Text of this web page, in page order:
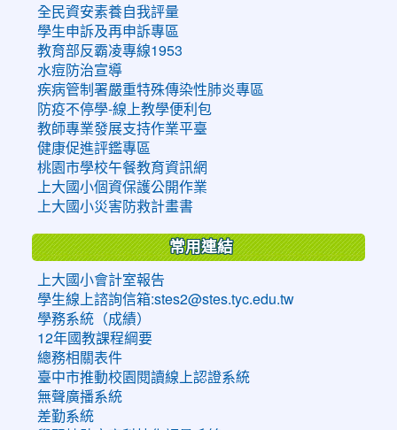
全民資安素養自我評量
學生申訴及再申訴專區
教育部反霸凌專線1953
水痘防治宣導
疾病管制署嚴重特殊傳染性肺炎專區
防疫不停學-線上教學便利包
教師專業發展支持作業平臺
健康促進評鑑專區
桃園市學校午餐教育資訊網
上大國小個資保護公開作業
上大國小災害防救計畫書
常用連結
上大國小會計室報告
學生線上諮詢信箱:stes2@stes.tyc.edu.tw
學務系統（成績）
12年國教課程綱要
總務相關表件
臺中市推動校園閱讀線上認證系統
無聲廣播系統
差勤系統